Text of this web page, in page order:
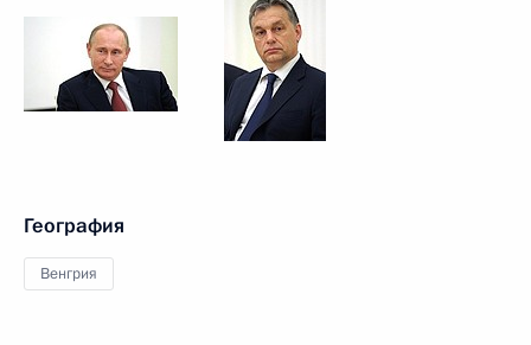
География
Венгрия